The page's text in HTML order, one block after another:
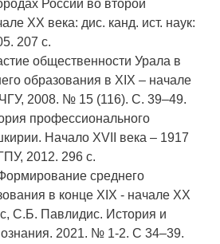
России во второй
XX века: дис. канд. ист. наук:
207 с.
общественности Урала в
образования в XIX – начале
2008. № 15 (116). С. 39–49.
профессионального
Начало XVII века – 1917
2012. 296 с.
среднего
в конце XIX - начале ХХ
С.Б. Павлидис. История и
2021. № 1-2. С 34–39.